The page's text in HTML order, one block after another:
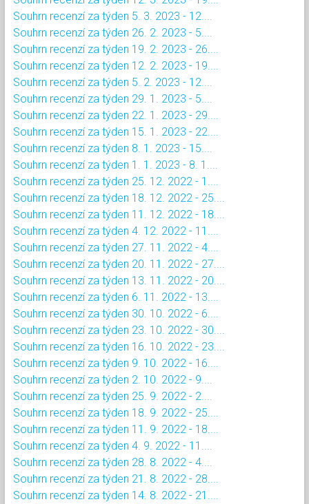
Souhrn recenzí za týden 5. 3. 2023 - 12....
Souhrn recenzí za týden 26. 2. 2023 - 5....
Souhrn recenzí za týden 19. 2. 2023 - 26....
Souhrn recenzí za týden 12. 2. 2023 - 19....
Souhrn recenzí za týden 5. 2. 2023 - 12....
Souhrn recenzí za týden 29. 1. 2023 - 5....
Souhrn recenzí za týden 22. 1. 2023 - 29....
Souhrn recenzí za týden 15. 1. 2023 - 22....
Souhrn recenzí za týden 8. 1. 2023 - 15....
Souhrn recenzí za týden 1. 1. 2023 - 8. 1....
Souhrn recenzí za týden 25. 12. 2022 - 1....
Souhrn recenzí za týden 18. 12. 2022 - 25....
Souhrn recenzí za týden 11. 12. 2022 - 18....
Souhrn recenzí za týden 4. 12. 2022 - 11....
Souhrn recenzí za týden 27. 11. 2022 - 4....
Souhrn recenzí za týden 20. 11. 2022 - 27....
Souhrn recenzí za týden 13. 11. 2022 - 20....
Souhrn recenzí za týden 6. 11. 2022 - 13....
Souhrn recenzí za týden 30. 10. 2022 - 6....
Souhrn recenzí za týden 23. 10. 2022 - 30....
Souhrn recenzí za týden 16. 10. 2022 - 23....
Souhrn recenzí za týden 9. 10. 2022 - 16....
Souhrn recenzí za týden 2. 10. 2022 - 9....
Souhrn recenzí za týden 25. 9. 2022 - 2....
Souhrn recenzí za týden 18. 9. 2022 - 25....
Souhrn recenzí za týden 11. 9. 2022 - 18....
Souhrn recenzí za týden 4. 9. 2022 - 11....
Souhrn recenzí za týden 28. 8. 2022 - 4....
Souhrn recenzí za týden 21. 8. 2022 - 28....
Souhrn recenzí za týden 14. 8. 2022 - 21....